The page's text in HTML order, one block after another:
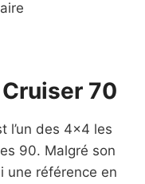
70
l’un des 4×4 les
90. Malgré son
une référence en